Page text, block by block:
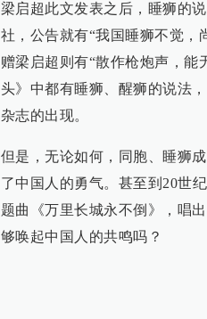
梁启超此文发表之后，睡狮的
社，公告就有“我国睡狮不觉，
赠梁启超则有“散作枪炮声，能
头》中都有睡狮、醒狮的说法
杂志的出现。
但是，无论如何，同胞、睡狮
了中国人的勇气。甚至到20世
题曲《万里长城永不倒》，唱
够唤起中国人的共鸣吗？